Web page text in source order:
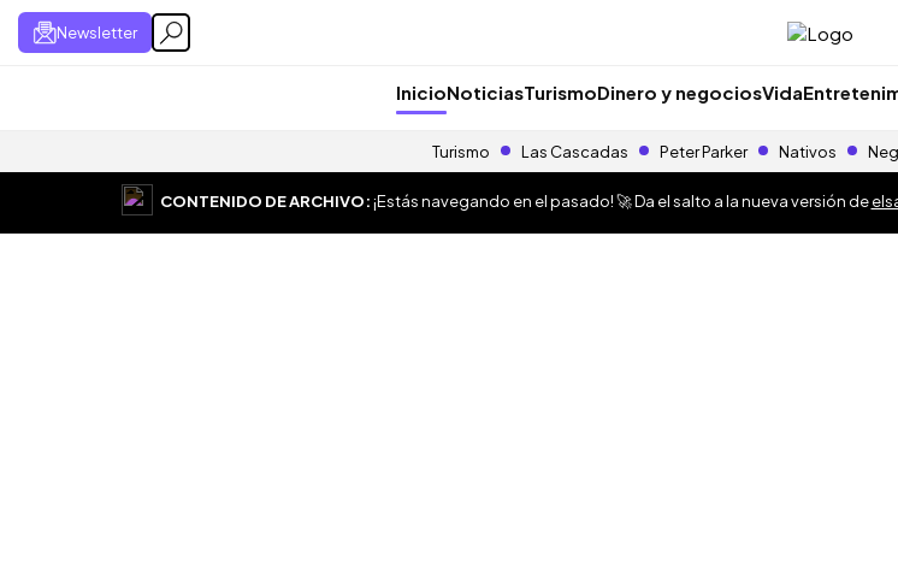
Newsletter
InicioNoticiasTurismoDinero y negociosVida
Turismo Las Cascadas Peter Parker Nativos
CONTENIDO DE ARCHIVO:¡Estás navegando en el pasado! 🚀 Da el salto a la nueva versión de